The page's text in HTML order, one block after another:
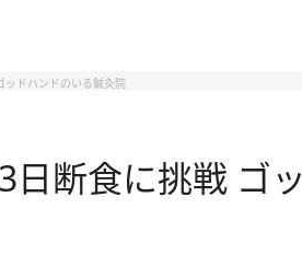
ッドハンドのいる鍼灸院
日断食に挑戦 ゴ